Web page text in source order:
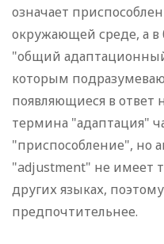
означает
окружающей среде, а в
"общий
которым
появляющиеся в ответ
термина "адаптация"
"приспособление", но
"adjustment" не имеет
других языках,
предпочтительнее.